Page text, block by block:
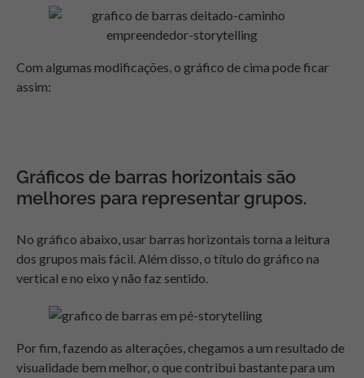
Com algumas modificações, o gráfico de cima pode ficar
assim:
Gráficos de barras horizontais são
melhores para representar grupos.
No gráfico abaixo, usar barras horizontais torna a leitura
dos grupos mais fácil. Além disso, o título do gráfico na
vertical e no eixo y não faz sentido.
Por fim, fazendo as alterações, chegamos a um resultado de
visualidade bem melhor, o que contribui bastante para um